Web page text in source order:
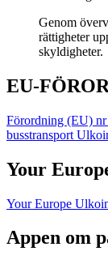
Genom
rättigheter
skyldigheter.
EU-
Förordning (EU) nr
busstransport
Your
Your Europe
Appen om